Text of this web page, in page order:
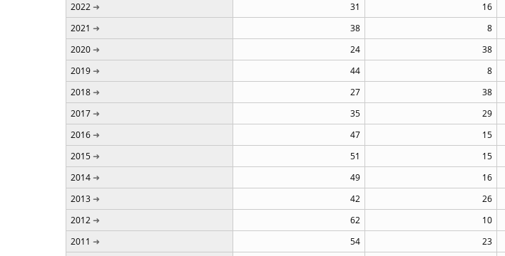
2022
31 16
2021
38 8
2020
24 38
2019
44 8
2018
27 38
2017
35 29
2016
47 15
2015
51 15
2014
49 16
2013
42 26
2012
62 10
2011
54 23